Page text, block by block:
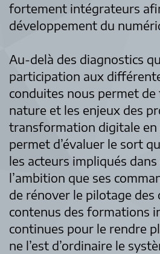
fortement intégrateurs
développement du
Au-delà des diagnostics
participation aux
conduites nous permet
nature et les enjeux des
transformation digitale en
permet d’évaluer le sort
les acteurs impliqués
l’ambition que ses
de rénover le pilotage des
contenus des formations
continues pour le rendre
ne l’est d’ordinaire le